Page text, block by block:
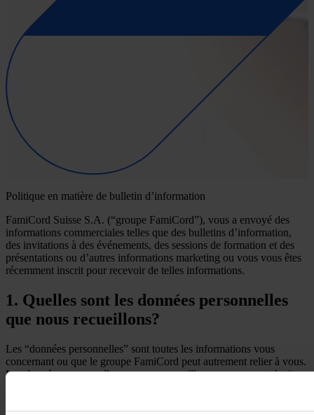
Politique en matière de bulletin d’information
FamiCord Suisse S.A. (“groupe FamiCord”), vous a envoyé des
informations commerciales telles que des bulletins d’information,
des invitations à des événements, des sessions de formation et des
présentations ou d’autres informations marketing ou vous vous êtes
récemment inscrit pour recevoir de telles informations.
1. Quelles sont les données personnelles
que nous recueillons?
Les “données personnelles” sont toutes les informations vous
concernant ou que le groupe FamiCord peut autrement relier à vous.
Les données personnelles que nous recueillons comprennent le titre,